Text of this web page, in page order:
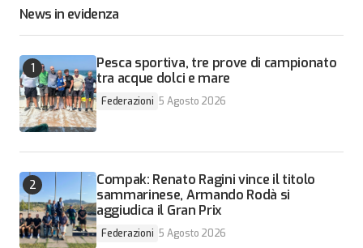
News in evidenza
Pesca sportiva, tre prove di campionato
tra acque dolci e mare
Federazioni 5 Agosto 2026
Compak: Renato Ragini vince il titolo
sammarinese, Armando Rodà si
aggiudica il Gran Prix
Federazioni 5 Agosto 2026